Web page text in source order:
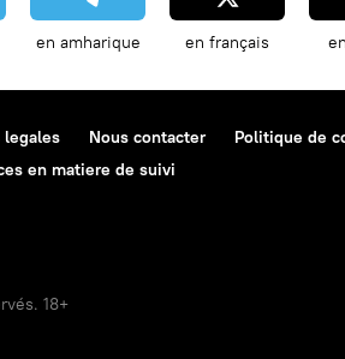
en amharique en français
legales Nous contacter Politique de
en matiere de suivi
18+